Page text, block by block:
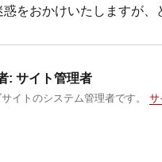
をおかけいたしますが、
: サイト管理者
イトのシステム管理者です。 サ